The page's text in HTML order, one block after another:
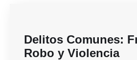
Delitos Comunes:
Robo y Violencia